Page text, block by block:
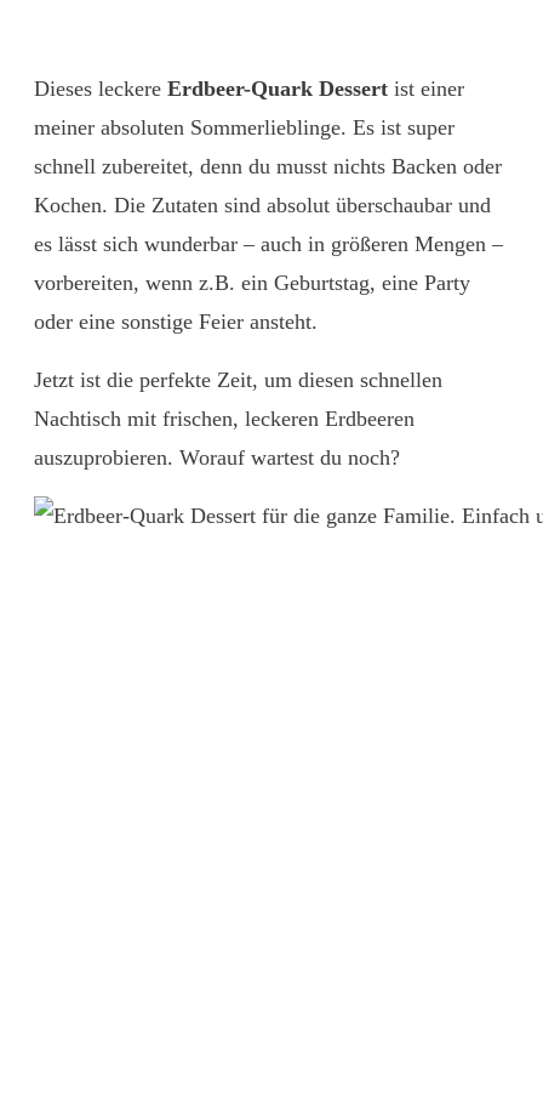
Dieses leckere Erdbeer-Quark Dessert ist einer
meiner absoluten Sommerlieblinge. Es ist super
schnell zubereitet, denn du musst nichts Backen oder
Kochen. Die Zutaten sind absolut überschaubar und
es lässt sich wunderbar – auch in größeren Mengen –
vorbereiten, wenn z.B. ein Geburtstag, eine Party
oder eine sonstige Feier ansteht.
Jetzt ist die perfekte Zeit, um diesen schnellen
Nachtisch mit frischen, leckeren Erdbeeren
auszuprobieren. Worauf wartest du noch?